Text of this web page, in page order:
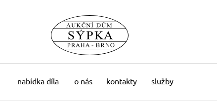
nabídka díla o nás kontakty služby